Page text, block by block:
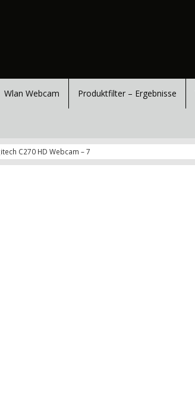
Wlan Webcam Produktfilter – Ergebnisse
C270 HD Webcam – 7